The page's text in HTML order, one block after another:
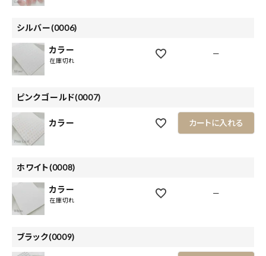
シルバー(0006)
カラー
在庫切れ
—
ピンクゴールド(0007)
カラー カートに入れる
ホワイト(0008)
カラー
在庫切れ
—
ブラック(0009)